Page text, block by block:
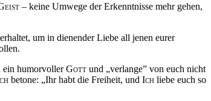
– keine Umwege der Erkenntnisse mehr gehen,
um in dienender Liebe all jenen eurer
ein humorvollerGott und „verlange” von euch nicht
betone: „Ihr habt die Freiheit, und Ich liebe euch so